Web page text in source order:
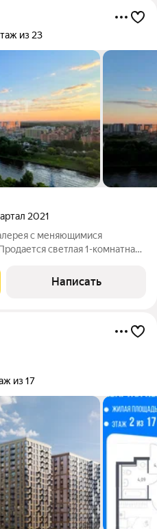
из 23
2021
с меняющимися
светлая 1-комнатная
особенность
вид на
Написать
из 17